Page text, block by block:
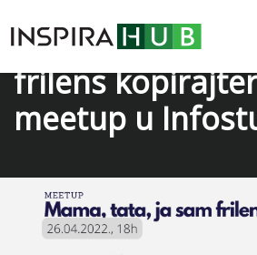
„Mama, tata, ja
frilens
meetup u